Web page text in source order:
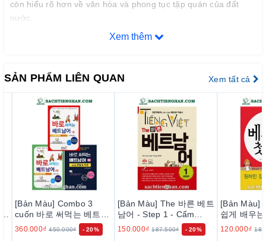
còn hiểu rõ hơn về văn hóa và phong tục tập quán của đất
nước.
ngữ pháp và cấu trúc câu thông dụng, phù hợp cho những
người mới bắt đầu.
https://sachtienghan.com/ban-mau-tieng-viet-cho-nguoi-han-
do-thi-thu-1
• Tập 2: Nâng cao hơn với các chủ đề giao tiếp hàng ngày,
giúp người học tự tin trong việc sử dụng tiếng Việt trong các
tình huống thực tế.
https://sachtienghan.com/ban-mau-tieng-viet-cho-nguoi-han-
• Tập 3: Cung cấp kiến thức sâu hơn về văn hóa, phong tục
tập quán Việt Nam, giúp người học hiểu rõ hơn về bối cảnh
Xem thêm
SẢN PHẨM LIÊN QUAN Xem tất cả
[Bản Màu] Combo 3
cuốn 바로 써먹는 베트남
어 - Tiếng Việt cho
Người Hàn- Đỗ Thị Thu
360.000₫ 450.000₫ - 20%
[Bản Màu] The 바른 베트
남어 - Step 1 - Cẩm
Nang Học Tiếng Việt
150.000₫ 187.500₫ - 20%
[Bản Màu] 열
쉽게 배우는
걸음- Tiếng
120.000₫